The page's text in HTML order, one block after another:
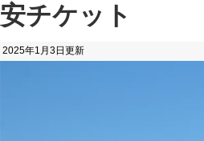
安チケット
2025年1月3日 更新